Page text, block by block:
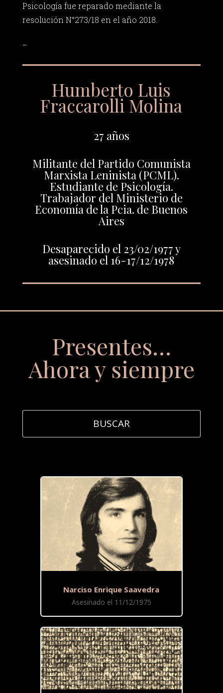
Psicología fue reparado mediante la
resolución N°273/18 en el año 2018.
Humberto Luis
Fraccarolli Molina
27 años
Militante del Partido Comunista
Marxista Leninista (PCML).
Estudiante de Psicología.
Trabajador del Ministerio de
Economía de la Pcia. de Buenos
Aires
Desaparecido el 23/02/1977 y
asesinado el 16-17/12/1978
Presentes…
Ahora y siempre
Narciso Enrique Saavedra
Asesinado el 11/12/1975